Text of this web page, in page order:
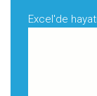
Excel'de